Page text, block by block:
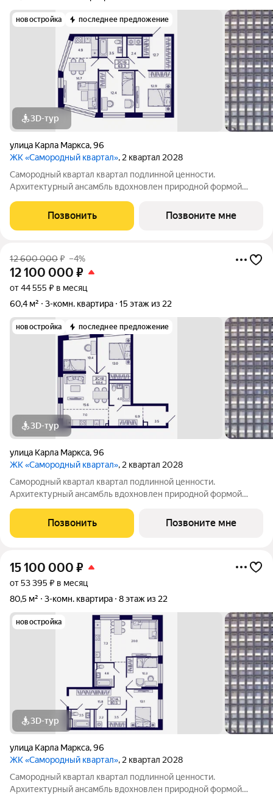
новостройка последнее предложение
3D-тур
улица Карла Маркса,96
ЖК «Самородный квартал», 2 квартал 2028
Самородный квартал квартал подлинной ценности.
Архитектурный ансамбль вдохновлен природной формой
геометрией фасадов. Внутренний двор и места общего
пользования также содержат стилистические
Позвонить Позвоните мне
12 600 000₽ –4%
12 100 000 ₽
от 44 555 ₽ в месяц
60,4 м²
3-комн. квартира 15 этаж из 22
новостройка последнее предложение
3D-тур
улица Карла Маркса,96
ЖК «Самородный квартал», 2 квартал 2028
Самородный квартал квартал подлинной ценности.
Архитектурный ансамбль вдохновлен природной формой
геометрией фасадов. Внутренний двор и места общего
пользования также содержат стилистические
Позвонить Позвоните мне
15 100 000 ₽
от 53 395 ₽ в месяц
80,5 м²
3-комн. квартира 8 этаж из 22
новостройка
3D-тур
улица Карла Маркса,96
ЖК «Самородный квартал», 2 квартал 2028
Самородный квартал квартал подлинной ценности.
Архитектурный ансамбль вдохновлен природной формой